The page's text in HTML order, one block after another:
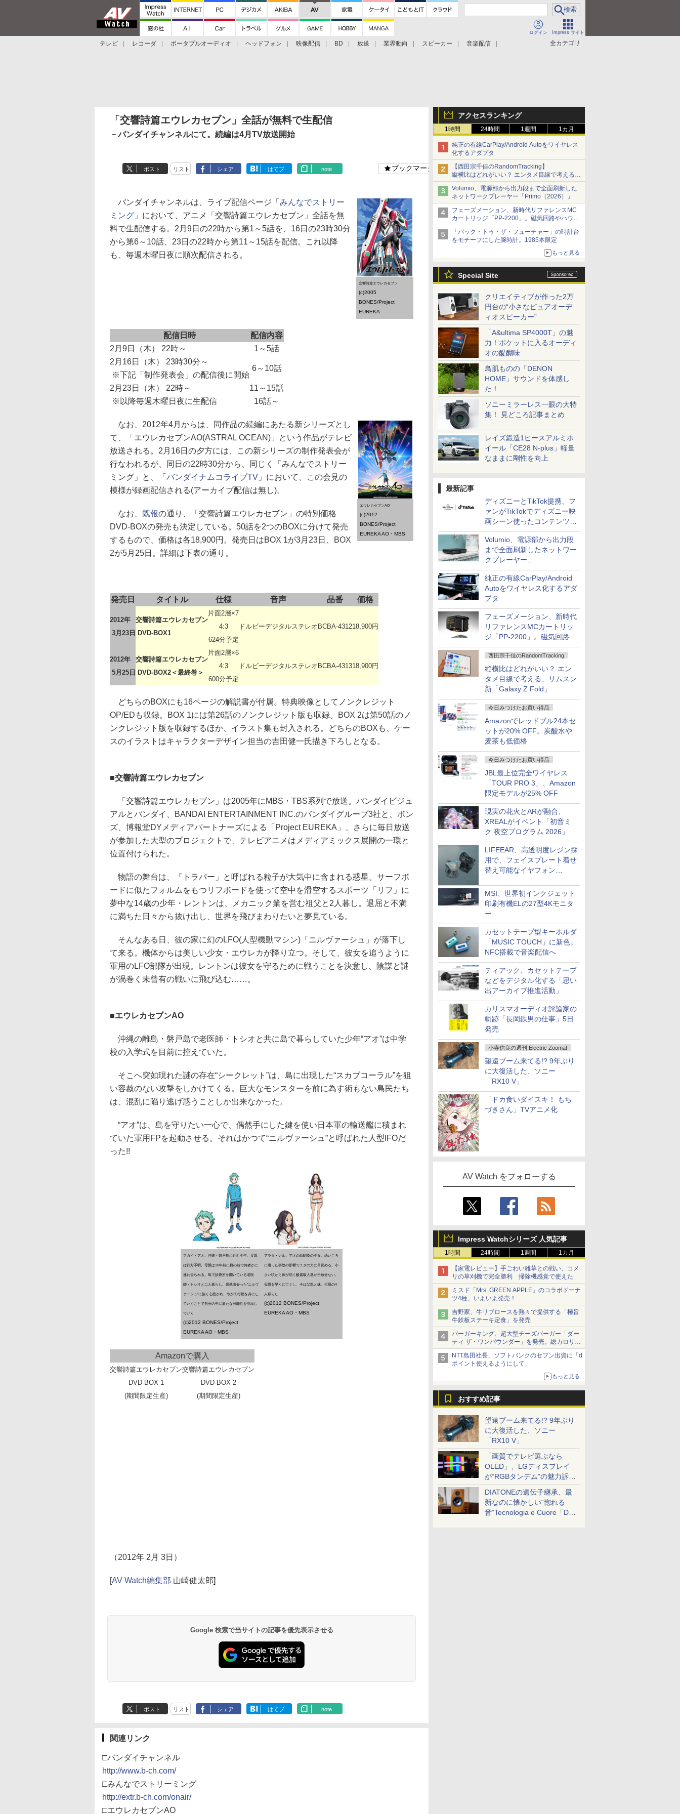
ログイン Impress サイト
全カテゴリ
テレビ レコーダ ポータブルオーディオ ヘッドフォン 映像配信 BD 放送 業界動向 スピーカー
音楽配信
アクセスランキング
1時間 24時間 1週間 1カ月
純正の有線CarPlay/Android Autoをワイヤレス
化するアダプタ
【西田宗千佳のRandomTracking】
縦横比はどれがいい？ エンタメ目線で考える、
サムスン新「Galaxy Z Fold」
Volumio、電源部から出力段まで全面刷新した
ネットワークプレーヤー「Primo（2026）」
フェーズメーション、新時代リファレンスMC
カートリッジ「PP-2200」。磁気回路やハウジ
ングを根本から見直し
「バック・トゥ・ザ・フューチャー」の時計台
をモチーフにした腕時計。1985本限定
もっと見る
Special Site
クリエイティブが作った2万
円台の“小さなピュアオーデ
ィオスピーカー”
「A&ultima SP4000T」の魅
力！ポケットに入るオーディ
オの醍醐味
鳥肌ものの「DENON
HOME」サウンドを体感し
た！
ソニーミラーレス一眼の大特
集！ 見どころ記事まとめ
レイズ鍛造1ピースアルミホ
イール「CE28 N-plus」軽量
なままに剛性を向上
最新記事
ディズニーとTikTok提携、フ
ァンがTikTokでディズニー映
画シーン使ったコンテンツ制
作、Disney+にも配信
Volumio、電源部から出力段
まで全面刷新したネットワー
クプレーヤー
「Primo（2026）」
純正の有線CarPlay/Android
Autoをワイヤレス化するアダ
プタ
フェーズメーション、新時代
リファレンスMCカートリッ
ジ「PP-2200」。磁気回路や
ハウジングを根本から見直し
西田宗千佳のRandomTracking
縦横比はどれがいい？ エン
タメ目線で考える、サムスン
新「Galaxy Z Fold」
今日みつけたお買い得品
Amazonでレッドブル24本セ
ットが20% OFF。炭酸水や
麦茶も低価格
今日みつけたお買い得品
JBL最上位完全ワイヤレス
「TOUR PRO 3」、Amazon
限定モデルが25% OFF
現実の花火とARが融合、
XREALがイベント「初音ミ
ク 夜空プログラム 2026」
LIFEEAR、高透明度レジン採
用で、フェイスプレート着せ
替え可能なイヤフォン
MSI、世界初インクジェット
印刷有機ELの27型4Kモニタ
ー
カセットテープ型キーホルダ
「MUSIC TOUCH」に新色。
NFC搭載で音楽配信へ
ティアック、カセットテープ
などをデジタル化する「思い
出アーカイブ推進活動」
カリスマオーディオ評論家の
軌跡「長岡鉄男の仕事」5日
発売
小寺信良の週刊 Electric Zooma!
望遠ブーム来てる!? 9年ぶり
に大復活した、ソニー
「RX10 V」
「ドカ食いダイスキ！ もち
づきさん」TVアニメ化
AV Watch をフォローする
Impress Watchシリーズ 人気記事
1時間 24時間 1週間 1カ月
【家電レビュー】手ごわい雑草との戦い、コメ
リの草刈機で完全勝利 掃除機感覚で使えた
ミスド「Mrs. GREEN APPLE」のコラボドーナ
ツ4種、いよいよ発売！
吉野家、牛リブロースを熱々で提供する「極旨
牛鉄板ステーキ定食」を発売
バーガーキング、超大型チーズバーガー「ダー
ティ ザ・ワンパウンダー」を発売。総カロリー
約1656kcal、総重量約527g！
NTT島田社長、ソフトバンクのセブン出資に「d
ポイント使えるようにして」
もっと見る
おすすめ記事
望遠ブーム来てる!? 9年ぶり
に大復活した、ソニー
「RX10 V」
「画質でテレビ選ぶなら
OLED」、LGディスプレイ
が“RGBタンデム”の魅力訴
求。液晶とのガチ比較も
DIATONEの遺伝子継承、最
新なのに懐かしい“惚れる
音”Tecnologia e Cuore「DS-
「交響詩篇エウレカセブン」全話が無料で生配信
－バンダイチャンネルにて。続編は4月TV放送開始
ポスト リスト シェア はてブ note ブックマーク
交響詩篇エウレカセブン
(c)2005
BONES/Project
EUREKA
バンダイチャンネルは、ライブ配信ページ「 みんなでストリー
ミング 」において、アニメ「交響詩篇エウレカセブン」全話を無
料で生配信する。2月9日の22時から第1～5話を、16日の23時30分
から第6～10話、23日の22時から第11～15話を配信。これ以降
も、毎週木曜日夜に順次配信される。
配信日時
配信内容
2月9日（木） 22時～
1～5話
2月16日（木） 23時30分～
※下記「制作発表会」の配信後に開始
6～10話
2月23日（木） 22時～
11～15話
※以降毎週木曜日夜に生配信
16話～
エウレカセブンAO
(c)2012
BONES/Project
EUREKA AO・MBS
なお、2012年4月からは、同作品の続編にあたる新シリーズとし
て、「エウレカセブンAO(ASTRAL OCEAN)」という作品がテレビ
放送される。2月16日の夕方には、この新シリーズの制作発表会が
行なわれるが、同日の22時30分から、同じく「みんなでストリー
ミング」と、「 バンダイナムコライブTV 」において、この会見の
模様が録画配信される(アーカイブ配信は無し)。
なお、 既報の通り、「交響詩篇エウレカセブン」の特別価格
DVD-BOXの発売も決定している。50話を2つのBOXに分けて発売
するもので、価格は各18,900円。発売日はBOX 1が3月23日、BOX
2が5月25日。詳細は下表の通り。
発売日 タイトル 仕様 音声 品番 価格
2012年
3月23日
交響詩篇エウレカセブン
DVD-BOX1
片面2層×7
4:3
624分予定
ドルビーデジタルステレオ BCBA-431218,900円
2012年
5月25日
交響詩篇エウレカセブン
DVD-BOX2＜最終巻＞
片面2層×6
4:3
600分予定
ドルビーデジタルステレオ BCBA-431318,900円
どちらのBOXにも16ページの解説書が付属。特典映像としてノンクレジット
OP/EDも収録。BOX 1には第26話のノンクレジット版も収録。BOX 2は第50話のノ
ンクレジット版を収録するほか、イラスト集も封入される。どちらのBOXも、ケー
スのイラストはキャラクターデザイン担当の吉田健一氏描き下ろしとなる。
■交響詩篇エウレカセブン
「交響詩篇エウレカセブン」は2005年にMBS・TBS系列で放送。バンダイビジュ
アルとバンダイ、BANDAI ENTERTAINMENT INC.のバンダイグループ3社と、ボン
ズ、博報堂DYメディアパートナーズによる「Project EUREKA」、さらに毎日放送
が参加した大型のプロジェクトで、テレビアニメはメディアミックス展開の一環と
位置付けられた。
物語の舞台は、「トラパー」と呼ばれる粒子が大気中に含まれる惑星。サーフボ
ードに似たフォルムをもつリフボードを使って空中を滑空するスポーツ「リフ」に
夢中な14歳の少年・レントンは、メカニック業を営む祖父と2人暮し。退屈と不満
に満ちた日々から抜け出し、世界を飛びまわりたいと夢見ている。
そんなある日、彼の家に幻のLFO(人型機動マシン)「ニルヴァーシュ」が落下し
て来る。機体からは美しい少女・エウレカが降り立つ。そして、彼女を追うように
軍用のLFO部隊が出現。レントンは彼女を守るために戦うことを決意し、陰謀と謎
が渦巻く未曾有の戦いに飛び込む……。
■エウレカセブンAO
沖縄の離島・磐戸島で老医師・トシオと共に島で暮らしていた少年“アオ”は中学
校の入学式を目前に控えていた。
そこへ突如現れた謎の存在“シークレット”は、島に出現した“スカブコーラル”を狙
い容赦のない攻撃をしかけてくる。巨大なモンスターを前に為す術もない島民たち
は、混乱に陥り逃げ惑うことしか出来なかった。
“アオ”は、島を守りたい一心で、偶然手にした鍵を使い日本軍の輸送艦に積まれ
ていた軍用FPを起動させる。それはかつて“ニルヴァーシュ”と呼ばれた人型IFOだ
った!!
フカイ・アオ。沖縄・磐戸島に住む少年。父親
は行方不明、母親は10年前に目の前で何者かに
連れ去られる。島で診療所を開いている老医
師・トシオと二人暮らし。偶然出会った“ニルヴ
ァーシュ”に強く心惹かれ、やがて行動を共にし
ていくことで自分の中に新たな可能性を見出し
ていく
(c)2012 BONES/Project
EUREKA AO・MBS
アラタ・ナル。アオの幼馴染の少女。幼いころ
に遭った事故の影響でユタの力に目覚める。小
さい頃から体が弱く酸素吸入器が手放せない。
母親を早くに亡くし、今は父親と妹、祖母の4
人暮らし
(c)2012 BONES/Project
EUREKA AO・MBS
Amazonで購入
交響詩篇エウレカセブン
DVD-BOX 1
(期間限定生産)
交響詩篇エウレカセブン
DVD-BOX 2
(期間限定生産)
（2012年 2月 3日）
[AV Watch編集部 山崎健太郎]
Google 検索で当サイトの記事を優先表示させる
ポスト リスト シェア はてブ note
関連リンク
□バンダイチャンネル
http://www.b-ch.com/
□みんなでストリーミング
http://extr.b-ch.com/onair/
□エウレカセブンAO